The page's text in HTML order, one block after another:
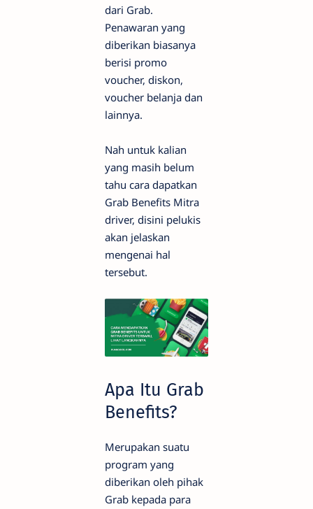
dari Grab.
Penawaran yang
diberikan biasanya
berisi promo
voucher, diskon,
voucher belanja dan
lainnya.
Nah untuk kalian
yang masih belum
tahu cara dapatkan
Grab Benefits Mitra
driver, disini pelukis
akan jelaskan
mengenai hal
tersebut.
Apa Itu Grab
Benefits?
Merupakan suatu
program yang
diberikan oleh pihak
Grab kepada para